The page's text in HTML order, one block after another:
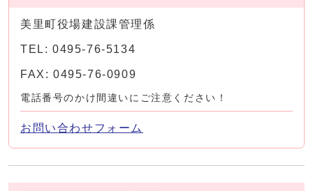
美里町役場建設課管理係
TEL: 0495-76-5134
FAX: 0495-76-0909
電話番号のかけ間違いにご注意ください！
お問い合わせフォーム